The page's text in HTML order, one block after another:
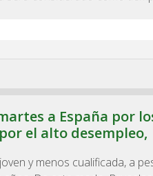
a España por
el alto desempleo,
y menos cualificada, a